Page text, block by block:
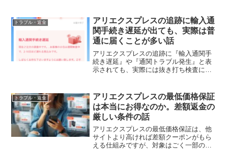
トラブル・返金
アリエクスプレスの追跡に輸入通
関手続き遅延が出ても、実際は普
通に届くことが多い話
アリエクスプレスの追跡に『輸入通関手
続き遅延』や『通関トラブル発生』と表
示されても、実際には抜き打ち検査に当
確認でき、意外と安心できました。
トラブル・返金
アリエクスプレスの最低価格保証
は本当にお得なのか。差額返金の
厳しい条件の話
アリエクスプレスの最低価格保証は、他
サイトより高ければ差額クーポンがもら
える仕組みですが、対象はごく一部の商